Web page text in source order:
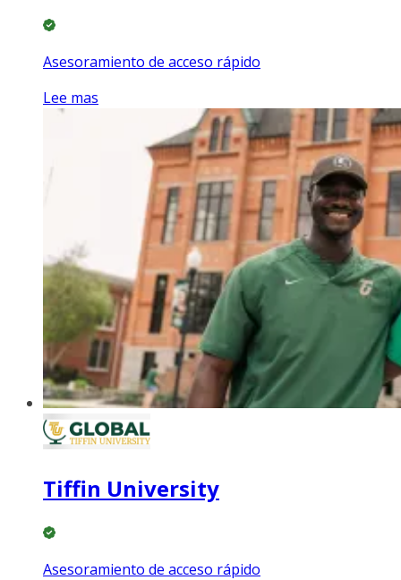
Asesoramiento de acceso rápido
Lee mas
Tiffin University
Asesoramiento de acceso rápido